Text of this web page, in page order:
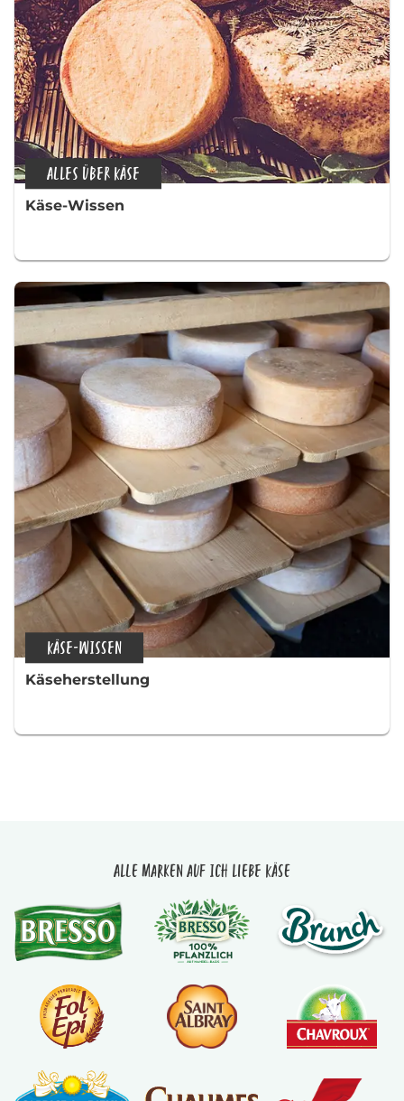
ALLES ÜBER KÄSE
Käse-Wissen
KÄSE-WISSEN
Käseherstellung
Alle Marken auf Ich liebe Käse